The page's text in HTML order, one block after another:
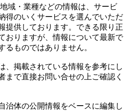
域・業種などの情報は、サービ
得のいくサービスを選んでいただ
提供しております。できる限り正
おりますが、情報について最新で
るものではありません。
、掲載されている情報を参考にし
まで直接お問い合せの上ご確認く
治体の公開情報をベースに編集し